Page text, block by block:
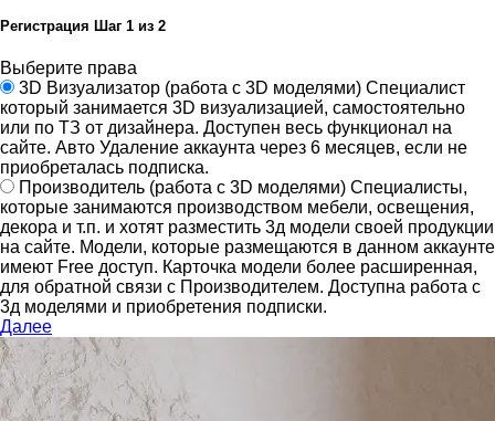
Регистрация Шаг 1 из 2
Выберите права
3D Визуализатор (работа с 3D моделями) Специалист
который занимается 3D визуализацией, самостоятельно
или по ТЗ от дизайнера. Доступен весь функционал на
сайте. Авто Удаление аккаунта через 6 месяцев, если не
приобреталась подписка.
Производитель (работа с 3D моделями) Специалисты,
которые занимаются производством мебели, освещения,
декора и т.п. и хотят разместить 3д модели своей продукции
на сайте. Модели, которые размещаются в данном аккаунте
имеют Free доступ. Карточка модели более расширенная,
для обратной связи с Производителем. Доступна работа с
3д моделями и приобретения подписки.
Далее